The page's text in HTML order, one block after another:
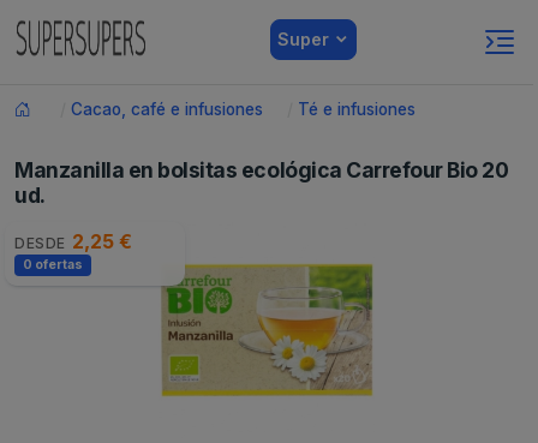
Super
Cacao, café e infusiones Té e infusiones
Manzanilla en bolsitas ecológica Carrefour Bio 20
ud.
DESDE 2,25 €
0 ofertas